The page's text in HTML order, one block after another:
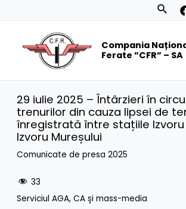
Compania
Ferate ”CFR” – SA
29 iulie 2025 – Întârzieri în
trenurilor din cauza lipsei de
înregistrată între stațiile Izvoru
Izvoru Mureșului
Comunicate de presa 2025
33
Serviciul AGA, CA și mass-media